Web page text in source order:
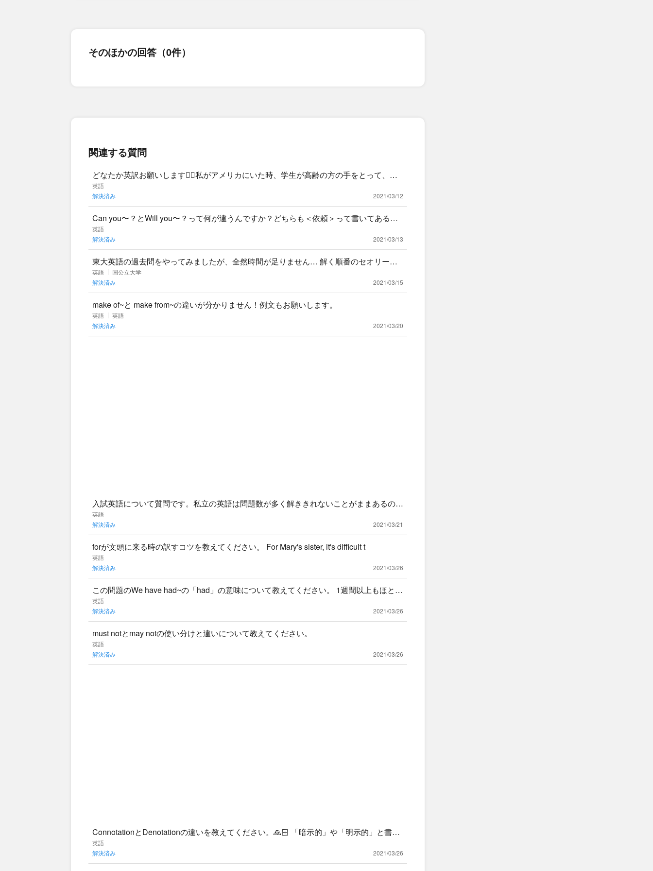
そのほかの回答（0件）
関連する質問
どなたか英訳お願いします🙇‍♂️私がアメリカにいた時、学生が高齢の方の手をとって、交
通量の多い通りを渡るのを助けてあげて
英語
解決済み
2021/03/12
Can you〜？とWill you〜？って何が違うんですか？どちらも＜依頼＞って書いてあるん
ですが、使い分けを教えてく
英語
解決済み
2021/03/13
東大英語の過去問をやってみましたが、全然時間が足りません… 解く順番のセオリーと
かあれば、その理由と一緒に教えてほしいで
英語
国公立大学
解決済み
2021/03/15
make of~と make from~の違いが分かりません！例文もお願いします。
英語
英語
解決済み
2021/03/20
入試英語について質問です。私立の英語は問題数が多く解ききれないことがままあるので
すが、どういう対策が有効でしょうか？
英語
解決済み
2021/03/21
forが文頭に来る時の訳すコツを教えてください。 For Mary's sister, it's difficult t
英語
解決済み
2021/03/26
この問題のWe have had~の「had」の意味について教えてください。 1週間以上もほとん
ど雪が降っていません。
英語
解決済み
2021/03/26
must notとmay notの使い分けと違いについて教えてください。
英語
解決済み
2021/03/26
ConnotationとDenotationの違いを教えてください。🙏🏻 「暗示的」や「明示的」と書か
れていましたが意味
英語
解決済み
2021/03/26